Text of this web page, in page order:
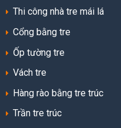
Thi công nhà tre mái lá
Cổng bằng tre
Ốp tường tre
Vách tre
Hàng rào bằng tre trúc
Trần tre trúc